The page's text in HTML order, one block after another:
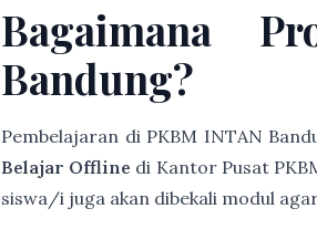
Bagaimana
Bandung?
Pembelajaran di PKBM INTAN
Belajar Offline di Kantor Pusat
siswa/i juga akan dibekali modul